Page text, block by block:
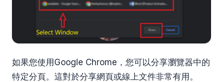
如果您使用Google Chrome，您可以分享瀏覽器中的
特定分頁。這對於分享網頁或線上文件非常有用。